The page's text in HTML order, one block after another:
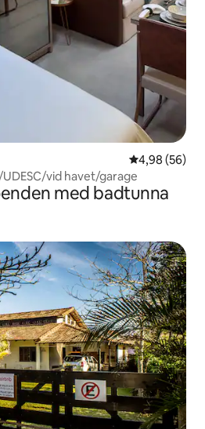
4,98 av 5 i
4,98 (56)
vid havet/garage
med badtunna